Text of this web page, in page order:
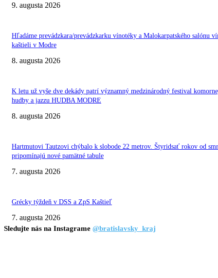
9. augusta 2026
Hľadáme prevádzkara/prevádzkarku vínotéky a Malokarpatského salónu
kaštieli v Modre
8. augusta 2026
K letu už vyše dve dekády patrí významný medzinárodný festival
hudby a jazzu HUDBA MODRE
8. augusta 2026
Hartmutovi Tautzovi chýbalo k slobode 22 metrov. Štyridsať rokov od
pripomínajú nové pamätné tabule
7. augusta 2026
Grécky týždeň v DSS a ZpS Kaštieľ
7. augusta 2026
Sledujte nás na Instagrame @bratislavsky_kraj